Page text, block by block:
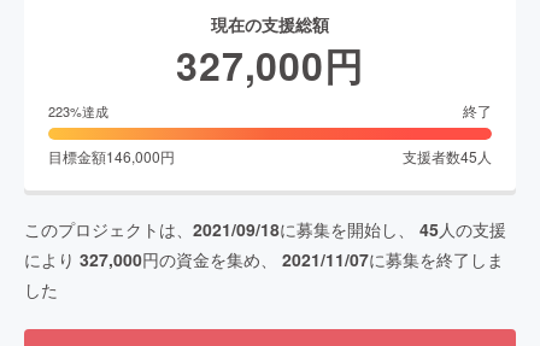
現在の支援総額
327,000円
223%達成 終了
目標金額146,000円 支援者数45 人
このプロジェクトは、 2021/09/18に募集を開始し、 45人の支援
により 327,000円の資金を集め、 2021/11/07に募集を終了しま
した